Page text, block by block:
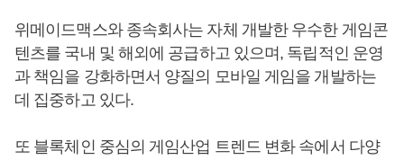
위메이드맥스와 종속회사는 자체 개발한 우수한 게임콘
텐츠를 국내 및 해외에 공급하고 있으며, 독립적인 운영
과 책임을 강화하면서 양질의 모바일 게임을 개발하는
데 집중하고 있다.
또 블록체인 중심의 게임산업 트렌드 변화 속에서 다양